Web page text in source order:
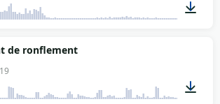
de ronflement
19